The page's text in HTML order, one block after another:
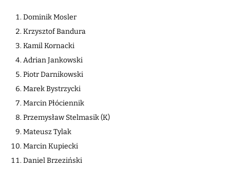
Dominik Mosler
Krzysztof Bandura
Kamil Kornacki
Adrian Jankowski
Piotr Darnikowski
Marek Bystrzycki
Marcin Płóciennik
Przemysław Stelmasik (K)
Mateusz Tylak
Marcin Kupiecki
Daniel Brzeziński